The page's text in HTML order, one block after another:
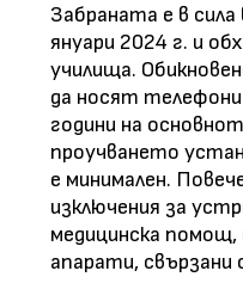
Забраната е в
януари 2024 г. и
училища.
да носят
години на
проучването
е минимален.
изключения за
медицинска помощ,
апарати,